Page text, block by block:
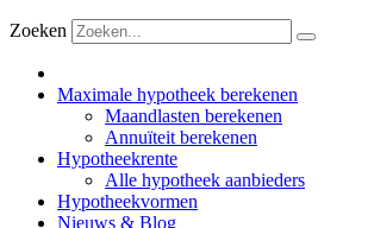
Zoeken
Maximale hypotheek berekenen
Maandlasten berekenen
Annuïteit berekenen
Hypotheekrente
Alle hypotheek aanbieders
Hypotheekvormen
Nieuws & Blog